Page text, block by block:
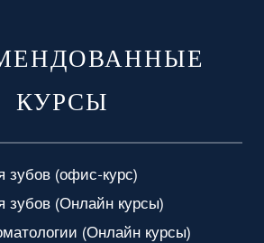
КУРСЫ
зубов (офис-курс)
зубов (Онлайн курсы)
(Онлайн курсы)